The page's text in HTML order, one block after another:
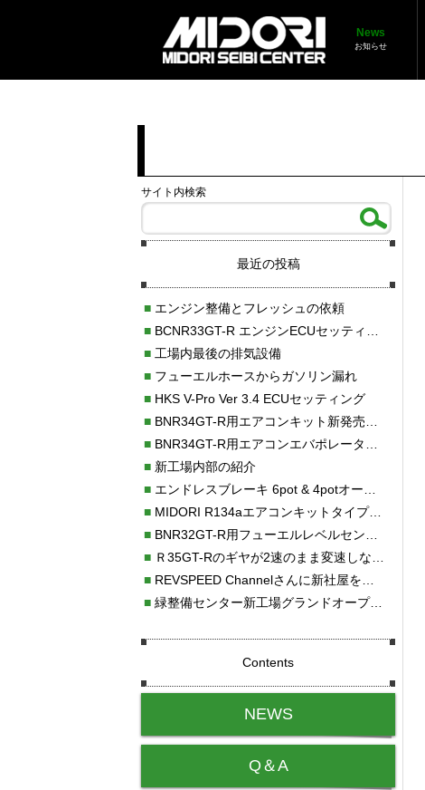
News
お知らせ
サイト内検索
最近の投稿
■エンジン整備とフレッシュの依頼
■BCNR33GT-R エンジンECUセッティング調整
■工場内最後の排気設備
■フューエルホースからガソリン漏れ
■HKS V-Pro Ver 3.4 ECUセッティング
■BNR34GT-R用エアコンキット新発売！！
■BNR34GT-R用エアコンエバポレーターを新発売！！
■新工場内部の紹介
■エンドレスブレーキ 6pot & 4potオーバーホール
■MIDORI R134aエアコンキットタイプⅡ取り付け
■BNR32GT-R用フューエルレベルセンサー新発売！！
■Ｒ35GT-Rのギヤが2速のまま変速しない！！
■REVSPEED Channelさんに新社屋を紹介していただきました!!
■緑整備センター新工場グランドオープン・続報
Contents
NEWS
Q＆A